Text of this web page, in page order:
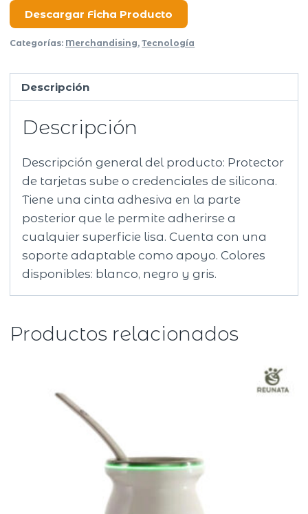
cantidad
Descargar Ficha Producto
Categorías: Merchandising,Tecnología
Descripción
Descripción
Descripción general del producto: Protector
de tarjetas sube o credenciales de silicona.
Tiene una cinta adhesiva en la parte
posterior que le permite adherirse a
cualquier superficie lisa. Cuenta con una
soporte adaptable como apoyo. Colores
disponibles: blanco, negro y gris.
Productos relacionados